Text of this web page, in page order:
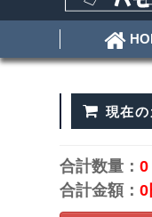
現在
合計数量：0
合計金額：0